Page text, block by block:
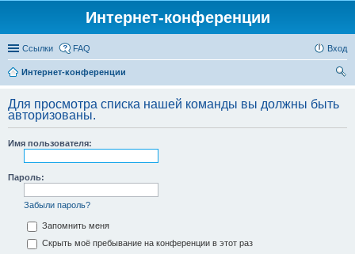
Интернет-конференции
Ссылки FAQ Вход
Интернет-конференции
ск
Для просмотра списка нашей команды вы должны быть
авторизованы.
Имя пользователя:
Пароль:
Забыли пароль?
Запомнить меня
Скрыть моё пребывание на конференции в этот раз